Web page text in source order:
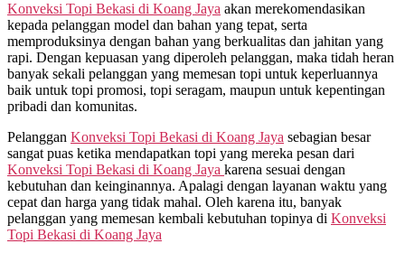
Konveksi Topi Bekasi di Koang Jaya akan merekomendasikan
kepada pelanggan model dan bahan yang tepat, serta
memproduksinya dengan bahan yang berkualitas dan jahitan yang
rapi. Dengan kepuasan yang diperoleh pelanggan, maka tidah heran
banyak sekali pelanggan yang memesan topi untuk keperluannya
baik untuk topi promosi, topi seragam, maupun untuk kepentingan
pribadi dan komunitas.
Pelanggan Konveksi Topi Bekasi di Koang Jaya sebagian besar
sangat puas ketika mendapatkan topi yang mereka pesan dari
Konveksi Topi Bekasi di Koang Jaya karena sesuai dengan
kebutuhan dan keinginannya. Apalagi dengan layanan waktu yang
cepat dan harga yang tidak mahal. Oleh karena itu, banyak
pelanggan yang memesan kembali kebutuhan topinya di Konveksi
Topi Bekasi di Koang Jaya